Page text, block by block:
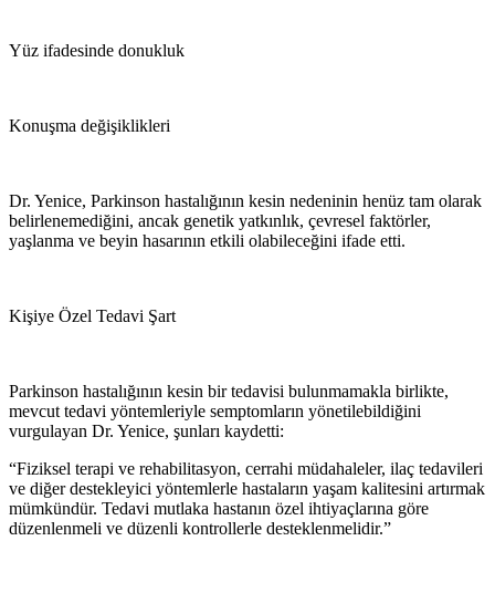
Yüz ifadesinde donukluk
Konuşma değişiklikleri
Dr. Yenice, Parkinson hastalığının kesin nedeninin henüz tam olarak
belirlenemediğini, ancak genetik yatkınlık, çevresel faktörler,
yaşlanma ve beyin hasarının etkili olabileceğini ifade etti.
Kişiye Özel Tedavi Şart
Parkinson hastalığının kesin bir tedavisi bulunmamakla birlikte,
mevcut tedavi yöntemleriyle semptomların yönetilebildiğini
vurgulayan Dr. Yenice, şunları kaydetti:
“Fiziksel terapi ve rehabilitasyon, cerrahi müdahaleler, ilaç tedavileri
ve diğer destekleyici yöntemlerle hastaların yaşam kalitesini artırmak
mümkündür. Tedavi mutlaka hastanın özel ihtiyaçlarına göre
düzenlenmeli ve düzenli kontrollerle desteklenmelidir.”